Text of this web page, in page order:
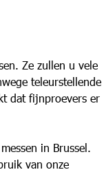
Ze zullen u vele
teleurstellende
dat fijnproevers er
in Brussel.
van onze